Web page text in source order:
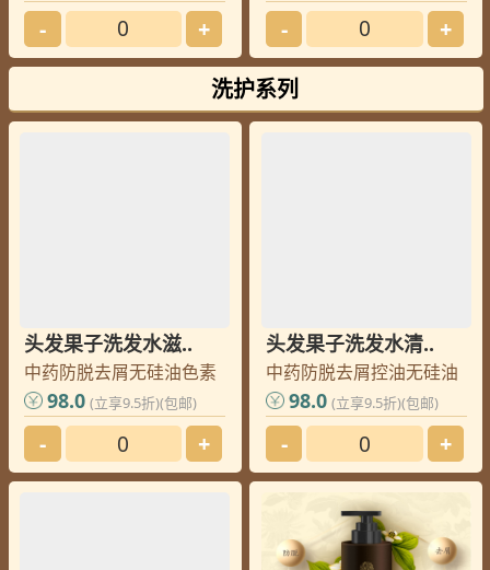
- + - +
洗护系列
头发果子洗发水滋..
中药防脱去屑无硅油色素
98.0 (立享9.5折)(包邮)
- +
头发果子洗发水清..
中药防脱去屑控油无硅油
98.0 (立享9.5折)(包邮)
- +